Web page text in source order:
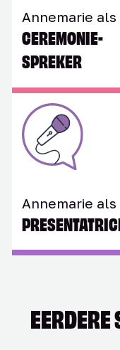
Annemarie als
CEREMONIE­
SPREKER
Annemarie als